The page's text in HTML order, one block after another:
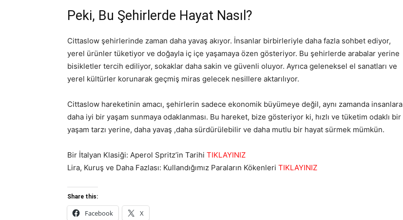
Peki, Bu Şehirlerde Hayat Nasıl?
Cittaslow şehirlerinde zaman daha yavaş akıyor. İnsanlar birbirleriyle daha fazla sohbet ediyor,
yerel ürünler tüketiyor ve doğayla iç içe yaşamaya özen gösteriyor. Bu şehirlerde arabalar yerine
bisikletler tercih ediliyor, sokaklar daha sakin ve güvenli oluyor. Ayrıca geleneksel el sanatları ve
yerel kültürler korunarak geçmiş miras gelecek nesillere aktarılıyor.
Cittaslow hareketinin amacı, şehirlerin sadece ekonomik büyümeye değil, aynı zamanda insanlara
daha iyi bir yaşam sunmaya odaklanması. Bu hareket, bize gösteriyor ki, hızlı ve tüketim odaklı bir
yaşam tarzı yerine, daha yavaş ,daha sürdürülebilir ve daha mutlu bir hayat sürmek mümkün.
Bir İtalyan Klasiği: Aperol Spritz’in Tarihi TIKLAYINIZ
Lira, Kuruş ve Daha Fazlası: Kullandığımız Paraların Kökenleri TIKLAYINIZ
Share this:
Facebook X